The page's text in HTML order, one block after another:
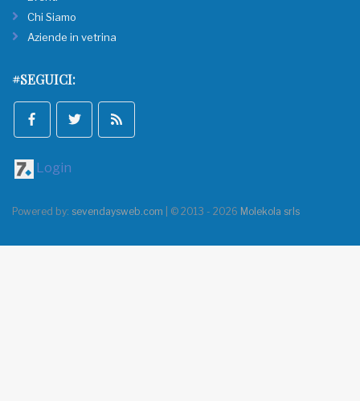
Chi Siamo
Aziende in vetrina
#SEGUICI:
Login
Powered by: sevendaysweb.com | © 2013 - 2026 Molekola srls